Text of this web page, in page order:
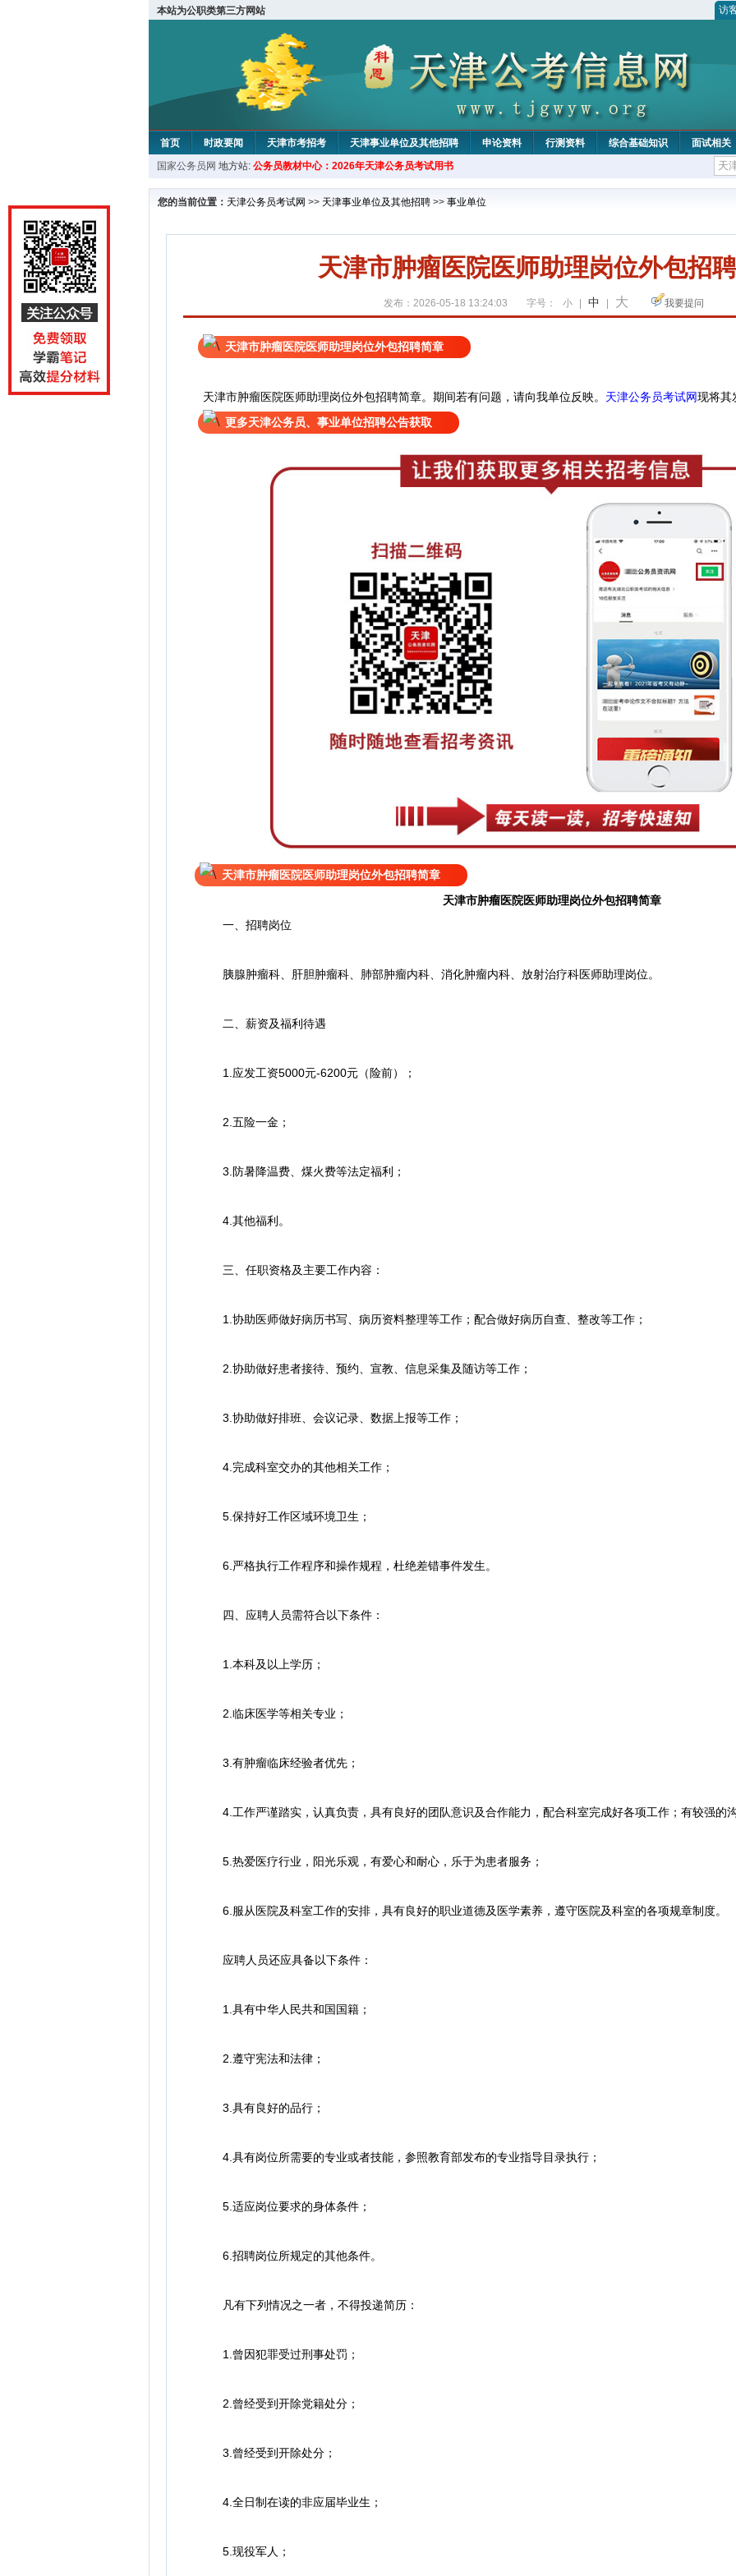
本站为公职类第三方网站 访
首页 时政要闻 天津市考招考 天津事业单位及其他招聘 申论资料 行测资料 综合基础知识 面试相关
教材中心
国家公务员网 地方站: 公务员教材中心：2026年天津公务员考试用书
您的当前位置： 天津公务员考试网 >> 天津事业单位及其他招聘 >> 事业单位
天津市肿瘤医院医师助理岗位外包招
发布：2026-05-18 13:24:03 字号： 小 中 大 我要提问
天津市肿瘤医院医师助理岗位外包招聘简章
天津市肿瘤医院医师助理岗位外包招聘简章。 期间若有问题，请向我单位反映。 天津公务员考试网现将其
更多天津公务员、事业单位招聘公告获取
天津市肿瘤医院医师助理岗位外包招聘简章
天津市肿瘤医院医师助理岗位外包招聘简章
一、招聘岗位
胰腺肿瘤科、肝胆肿瘤科、肺部肿瘤内科、消化肿瘤内科、放射治疗科医师助理岗位。
二、薪资及福利待遇
1.应发工资5000元-6200元（险前）；
2.五险一金；
3.防暑降温费、煤火费等法定福利；
4.其他福利。
三、任职资格及主要工作内容：
1.协助医师做好病历书写、病历资料整理等工作；配合做好病历自查、整改等工作；
2.协助做好患者接待、预约、宣教、信息采集及随访等工作；
3.协助做好排班、会议记录、数据上报等工作；
4.完成科室交办的其他相关工作；
5.保持好工作区域环境卫生；
6.严格执行工作程序和操作规程，杜绝差错事件发生。
四、应聘人员需符合以下条件：
1.本科及以上学历；
2.临床医学等相关专业；
3.有肿瘤临床经验者优先；
4.工作严谨踏实，认真负责，具有良好的团队意识及合作能力，配合科室完成好各项工作；有较强的沟
5.热爱医疗行业，阳光乐观，有爱心和耐心，乐于为患者服务；
6.服从医院及科室工作的安排，具有良好的职业道德及医学素养，遵守医院及科室的各项规章制度。
应聘人员还应具备以下条件：
1.具有中华人民共和国国籍；
2.遵守宪法和法律；
3.具有良好的品行；
4.具有岗位所需要的专业或者技能，参照教育部发布的专业指导目录执行；
5.适应岗位要求的身体条件；
6.招聘岗位所规定的其他条件。
凡有下列情况之一者，不得投递简历：
1.曾因犯罪受过刑事处罚；
2.曾经受到开除党籍处分；
3.曾经受到开除处分；
4.全日制在读的非应届毕业生；
5.现役军人；